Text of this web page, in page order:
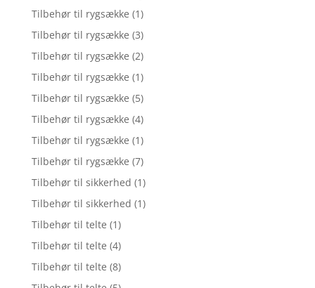
Tilbehør til rygsække (1)
Tilbehør til rygsække (3)
Tilbehør til rygsække (2)
Tilbehør til rygsække (1)
Tilbehør til rygsække (5)
Tilbehør til rygsække (4)
Tilbehør til rygsække (1)
Tilbehør til rygsække (7)
Tilbehør til sikkerhed (1)
Tilbehør til sikkerhed (1)
Tilbehør til telte (1)
Tilbehør til telte (4)
Tilbehør til telte (8)